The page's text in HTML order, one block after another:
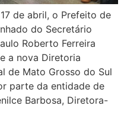
de abril, o Prefeito de
do Secretário
Roberto Ferreira
a nova Diretoria
de Mato Grosso do Sul
parte da entidade de
Barbosa, Diretora-